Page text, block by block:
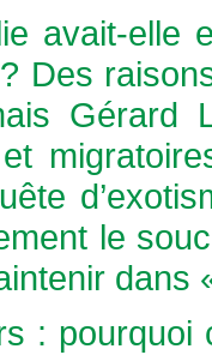
avait-
Des
Gérard
le
dans
: pourquoi